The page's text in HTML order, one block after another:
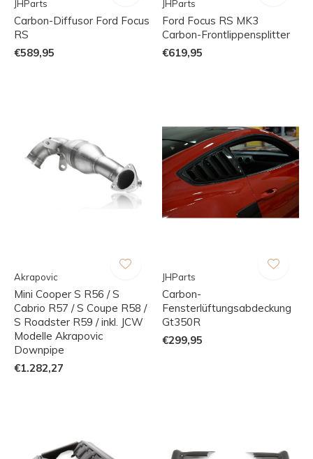
JHParts
Carbon-Diffusor Ford Focus
RS
€589,95
JHParts
Ford Focus RS MK3
Carbon-Frontlippensplitter
€619,95
Akrapovic
Mini Cooper S R56 / S
Cabrio R57 / S Coupe R58 /
S Roadster R59 / inkl. JCW
Modelle Akrapovic
Downpipe
€1.282,27
JHParts
Carbon-
Fensterlüftungsabdeckung
Gt350R
€299,95